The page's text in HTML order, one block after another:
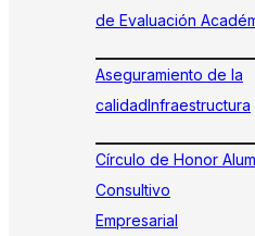
de Evaluación
Aseguramiento de la
calidadInfraestructura
Círculo de Honor
Consultivo
Empresarial